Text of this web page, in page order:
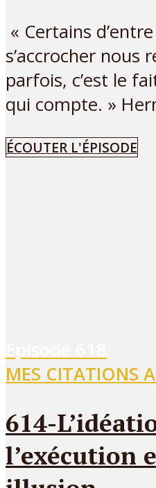
« Certains
s’accrocher nous
parfois, c’est le
qui compte. »
ÉCOUTER L'ÉPISODE
MES CITATIONS
614-
l’exécution